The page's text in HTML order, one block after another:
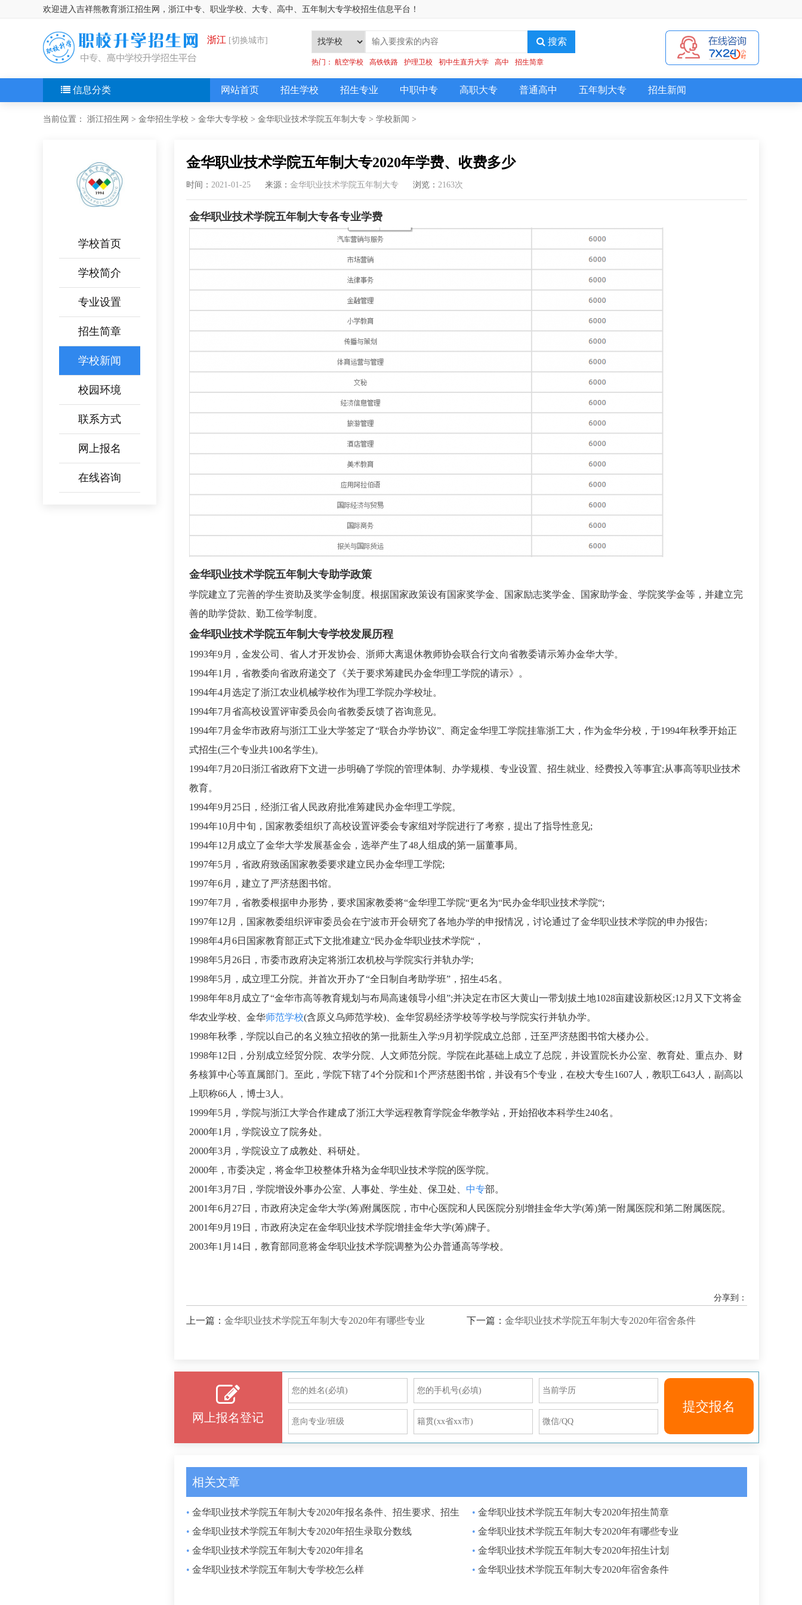
欢迎进入吉祥熊教育浙江招生网，浙江中专、职业学校、大专、高中、五年制大专学校招生信息平台！
浙江 [切换城市] 搜索
热门： 航空学校 高铁铁路 护理卫校 初中生直升大学 高中 招生简章
网站首页 招生学校 招生专业 中职中专 高职大专 普通高中 五年制大专 招生新闻
信息分类
当前位置： 浙江招生网 > 金华招生学校 > 金华大专学校 > 金华职业技术学院五年制大专 > 学校新闻 >
学校首页
学校简介
专业设置
招生简章
学校新闻
校园环境
联系方式
网上报名
在线咨询
金华职业技术学院五年制大专2020年学费、收费多少
时间： 2021-01-25 来源： 金华职业技术学院五年制大专 浏览： 2163次
金华职业技术学院五年制大专各专业学费
金华职业技术学院五年制大专助学政策
学院建立了完善的学生资助及奖学金制度。根据国家政策设有国家奖学金、国家励志奖学金、国家助学金、学院奖学金等，并建立完
善的助学贷款、勤工俭学制度。
金华职业技术学院五年制大专学校发展历程
1993年9月，金发公司、省人才开发协会、浙师大离退休教师协会联合行文向省教委请示筹办金华大学。
1994年1月，省教委向省政府递交了《关于要求筹建民办金华理工学院的请示》。
1994年4月选定了浙江农业机械学校作为理工学院办学校址。
1994年7月省高校设置评审委员会向省教委反馈了咨询意见。
1994年7月金华市政府与浙江工业大学签定了“联合办学协议”、商定金华理工学院挂靠浙工大，作为金华分校，于1994年秋季开始正
式招生(三个专业共100名学生)。
1994年7月20日浙江省政府下文进一步明确了学院的管理体制、办学规模、专业设置、招生就业、经费投入等事宜;从事高等职业技术
教育。
1994年9月25日，经浙江省人民政府批准筹建民办金华理工学院。
1994年10月中旬，国家教委组织了高校设置评委会专家组对学院进行了考察，提出了指导性意见;
1994年12月成立了金华大学发展基金会，选举产生了48人组成的第一届董事局。
1997年5月，省政府致函国家教委要求建立民办金华理工学院;
1997年6月，建立了严济慈图书馆。
1997年7月，省教委根据申办形势，要求国家教委将“金华理工学院“更名为“民办金华职业技术学院“;
1997年12月，国家教委组织评审委员会在宁波市开会研究了各地办学的申报情况，讨论通过了金华职业技术学院的申办报告;
1998年4月6日国家教育部正式下文批准建立“民办金华职业技术学院“，
1998年5月26日，市委市政府决定将浙江农机校与学院实行并轨办学;
1998年5月，成立理工分院。并首次开办了“全日制自考助学班”，招生45名。
1998年年8月成立了“金华市高等教育规划与布局高速领导小组”;并决定在市区大黄山一带划拔土地1028亩建设新校区;12月又下文将金
华农业学校、金华师范学校(含原义乌师范学校)、金华贸易经济学校等学校与学院实行并轨办学。
1998年秋季，学院以自己的名义独立招收的第一批新生入学;9月初学院成立总部，迁至严济慈图书馆大楼办公。
1998年12日，分别成立经贸分院、农学分院、人文师范分院。学院在此基础上成立了总院，并设置院长办公室、教育处、重点办、财
务核算中心等直属部门。至此，学院下辖了4个分院和1个严济慈图书馆，并设有5个专业，在校大专生1607人，教职工643人，副高以
上职称66人，博士3人。
1999年5月，学院与浙江大学合作建成了浙江大学远程教育学院金华教学站，开始招收本科学生240名。
2000年1月，学院设立了院务处。
2000年3月，学院设立了成教处、科研处。
2000年，市委决定，将金华卫校整体升格为金华职业技术学院的医学院。
2001年3月7日，学院增设外事办公室、人事处、学生处、保卫处、 中专部。
2001年6月27日，市政府决定金华大学(筹)附属医院，市中心医院和人民医院分别增挂金华大学(筹)第一附属医院和第二附属医院。
2001年9月19日，市政府决定在金华职业技术学院增挂金华大学(筹)牌子。
2003年1月14日，教育部同意将金华职业技术学院调整为公办普通高等学校。
分享到：
上一篇： 金华职业技术学院五年制大专2020年有哪些专业 下一篇： 金华职业技术学院五年制大专2020年宿舍条件
网上报名登记
提交报名
相关文章
• 金华职业技术学院五年制大专2020年报名条件、招生要求、招生
对象
•金华职业技术学院五年制大专2020年招生简章
• 金华职业技术学院五年制大专2020年招生录取分数线 •金华职业技术学院五年制大专2020年有哪些专业
• 金华职业技术学院五年制大专2020年排名 •金华职业技术学院五年制大专2020年招生计划
• 金华职业技术学院五年制大专学校怎么样 •金华职业技术学院五年制大专2020年宿舍条件